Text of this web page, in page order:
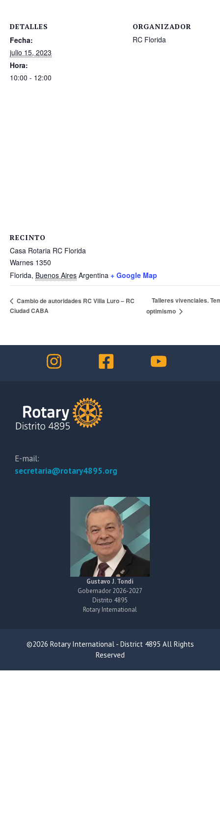
DETALLES
Fecha:
julio 15, 2023
Hora:
10:00 - 12:00
ORGANIZADOR
RC Florida
RECINTO
Casa Rotaria RC Florida
Warnes 1350
Florida, Buenos Aires Argentina + Google Map
Cambio de autoridades RC Villa Luro – RC
Ciudad CABA
Talleres vivenciales.
optimismo
E-mail:
secretaria@rotary4895.org
Gustavo J. Tondi
Gobernador 2026-2027
Distrito 4895
Rotary International
©2026 Rotary International - District 4895 All Rights
Reserved